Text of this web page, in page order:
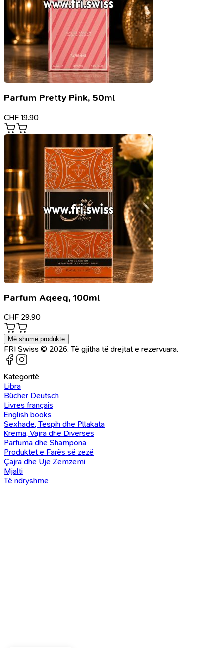
Parfum Pretty Pink, 50ml
CHF 19.90
Parfum Aqeeq, 100ml
CHF 29.90
Më shumë produkte
FRI Swiss © 2026. Të gjitha të drejtat e rezervuara.
Kategoritë
Libra
Bücher Deutsch
Livres français
English books
Sexhade, Tespih dhe Pllakata
Krema, Vajra dhe Diverses
Parfuma dhe Shampona
Produktet e Farës së zezë
Çajra dhe Uje Zemzemi
Mjalti
Të ndryshme